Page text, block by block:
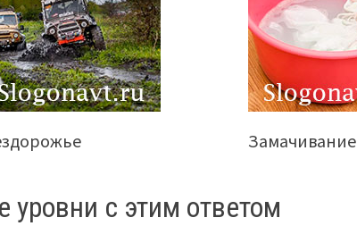
Замачивание
уровни с этим ответом